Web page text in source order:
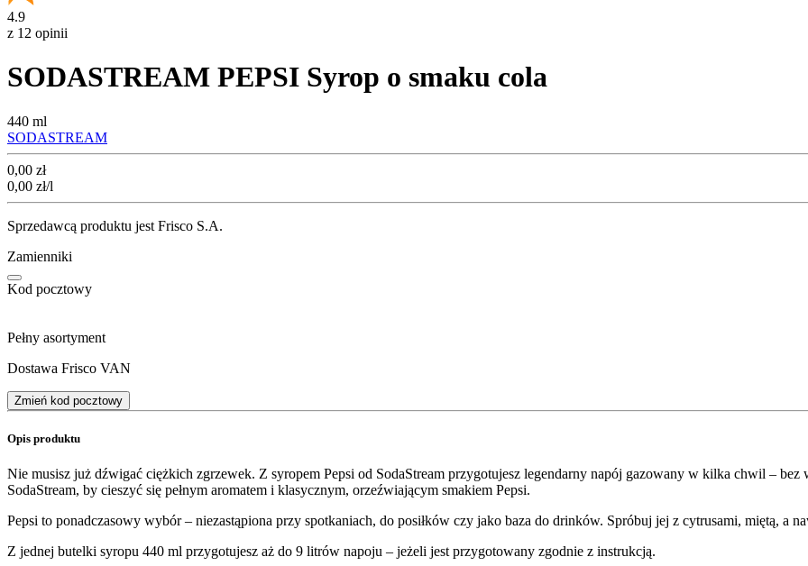
4.9
z 12 opinii
SODASTREAM PEPSI Syrop o smaku cola
440 ml
SODASTREAM
Cena
0,00 zł
0,00 zł/l
Sprzedawcą produktu jest Frisco S.A.
Zamienniki
Kod pocztowy
Pełny asortyment
Dostawa Frisco VAN
Zmień kod pocztowy
Opis produktu
Nie musisz już dźwigać ciężkich zgrzewek. Z syropem Pepsi od SodaStream przygotujesz legendarny napój gazowany w kilka chwil –
SodaStream, by cieszyć się pełnym aromatem i klasycznym, orzeźwiającym smakiem Pepsi.
Pepsi to ponadczasowy wybór – niezastąpiona przy spotkaniach, do posiłków czy jako baza do drinków. Spróbuj jej z cytrusami, miętą, a
Z jednej butelki syropu 440 ml przygotujesz aż do 9 litrów napoju – jeżeli jest przygotowany zgodnie z instrukcją.